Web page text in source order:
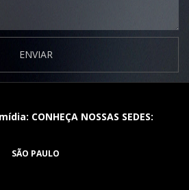
ENVIAR
CONHEÇA NOSSAS SEDES:
SÃO PAULO